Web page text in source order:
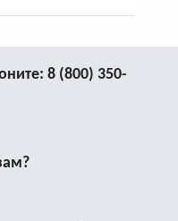
8 (800) 350-